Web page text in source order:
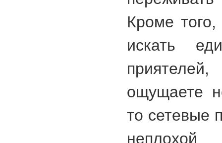
Кроме того,
искать
ощущаете
то сетевые
неплохой